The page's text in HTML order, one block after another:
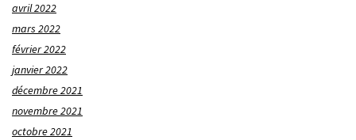
avril 2022
mars 2022
février 2022
janvier 2022
décembre 2021
novembre 2021
octobre 2021